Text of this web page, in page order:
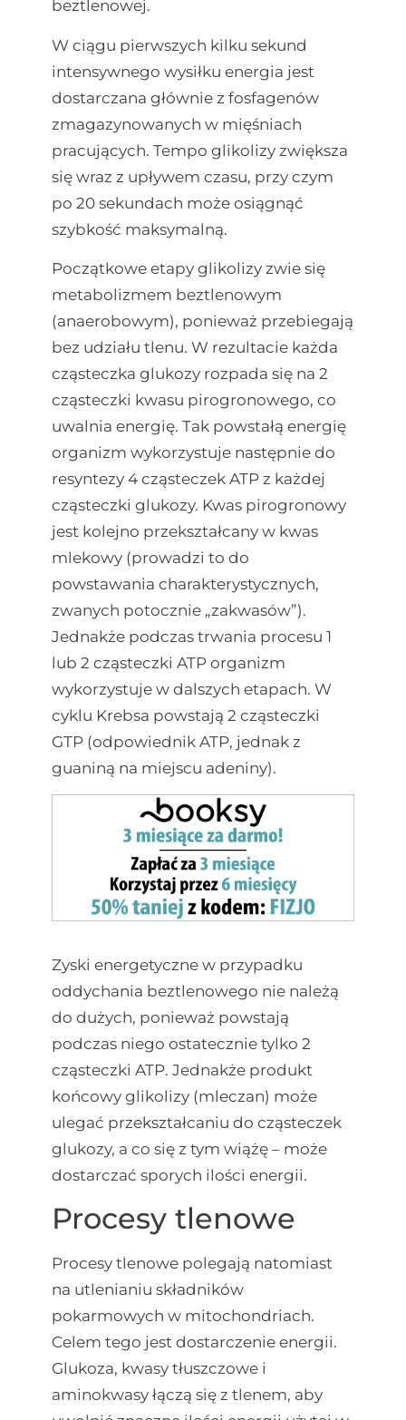
beztlenowej.
W ciągu pierwszych kilku sekund
intensywnego wysiłku energia jest
dostarczana głównie z fosfagenów
zmagazynowanych w mięśniach
pracujących. Tempo glikolizy zwiększa
się wraz z upływem czasu, przy czym
po 20 sekundach może osiągnąć
szybkość maksymalną.
Początkowe etapy glikolizy zwie się
metabolizmem beztlenowym
(anaerobowym), ponieważ przebiegają
bez udziału tlenu. W rezultacie każda
cząsteczka glukozy rozpada się na 2
cząsteczki kwasu pirogronowego, co
uwalnia energię. Tak powstałą energię
organizm wykorzystuje następnie do
resyntezy 4 cząsteczek ATP z każdej
cząsteczki glukozy. Kwas pirogronowy
jest kolejno przekształcany w kwas
mlekowy (prowadzi to do
powstawania charakterystycznych,
zwanych potocznie „zakwasów”).
Jednakże podczas trwania procesu 1
lub 2 cząsteczki ATP organizm
wykorzystuje w dalszych etapach. W
cyklu Krebsa powstają 2 cząsteczki
GTP (odpowiednik ATP, jednak z
guaniną na miejscu adeniny).
Zyski energetyczne w przypadku
oddychania beztlenowego nie należą
do dużych, ponieważ powstają
podczas niego ostatecznie tylko 2
cząsteczki ATP. Jednakże produkt
końcowy glikolizy (mleczan) może
ulegać przekształcaniu do cząsteczek
glukozy, a co się z tym wiążę – może
dostarczać sporych ilości energii.
Procesy tlenowe
Procesy tlenowe polegają natomiast
na utlenianiu składników
pokarmowych w mitochondriach.
Celem tego jest dostarczenie energii.
Glukoza, kwasy tłuszczowe i
aminokwasy łączą się z tlenem, aby